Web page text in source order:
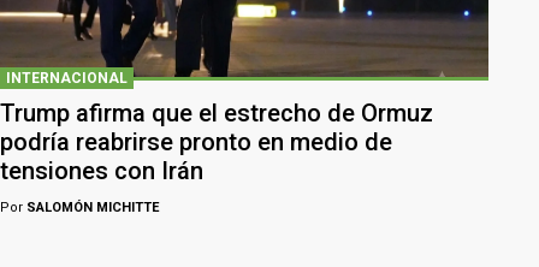
INTERNACIONAL
Trump afirma que el estrecho de Ormuz
podría reabrirse pronto en medio de
tensiones con Irán
Por SALOMÓN MICHITTE